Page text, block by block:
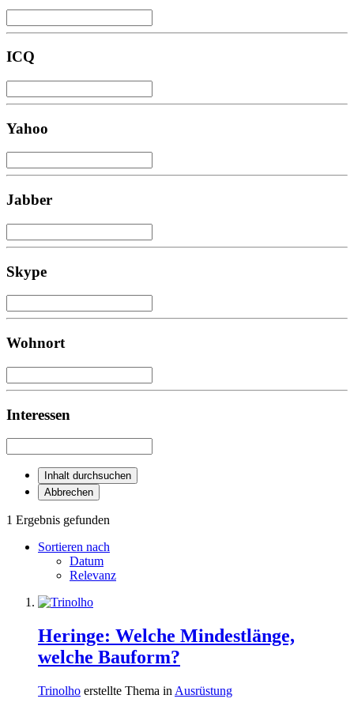
ICQ
Yahoo
Jabber
Skype
Wohnort
Interessen
Inhalt durchsuchen
Abbrechen
1 Ergebnis gefunden
Sortieren nach
Datum
Relevanz
Heringe: Welche Mindestlänge,
welche Bauform?
Trinolho erstellte Thema in Ausrüstung